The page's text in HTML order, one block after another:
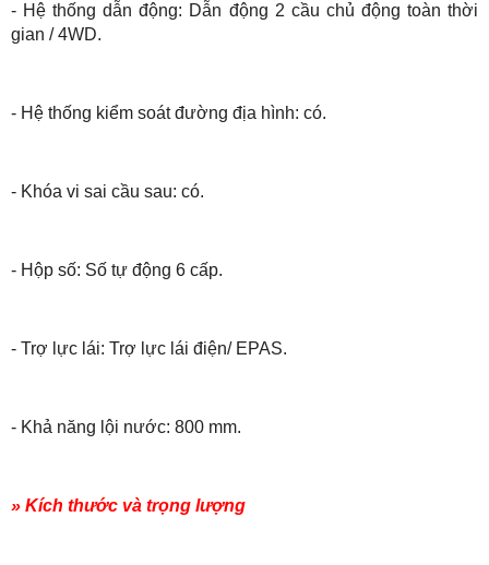
- Hệ thống dẫn động: Dẫn động 2 cầu chủ động toàn thời
gian / 4WD.
- Hệ thống kiểm soát đường địa hình: có.
- Khóa vi sai cầu sau: có.
- Hộp số: Số tự động 6 cấp.
- Trợ lực lái: Trợ lực lái điện/ EPAS.
- Khả năng lội nước: 800 mm.
» Kích thước và trọng lượng